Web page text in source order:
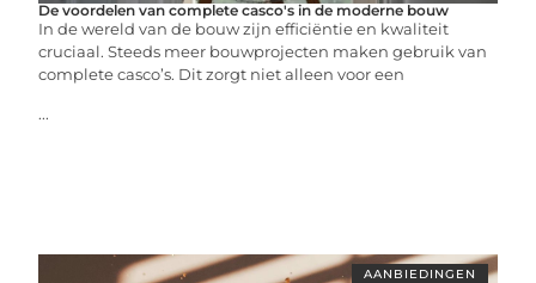
De voordelen van complete casco's in de moderne bouw
In de wereld van de bouw zijn efficiëntie en kwaliteit
cruciaal. Steeds meer bouwprojecten maken gebruik van
complete casco’s. Dit zorgt niet alleen voor een
...
AANBIEDINGEN